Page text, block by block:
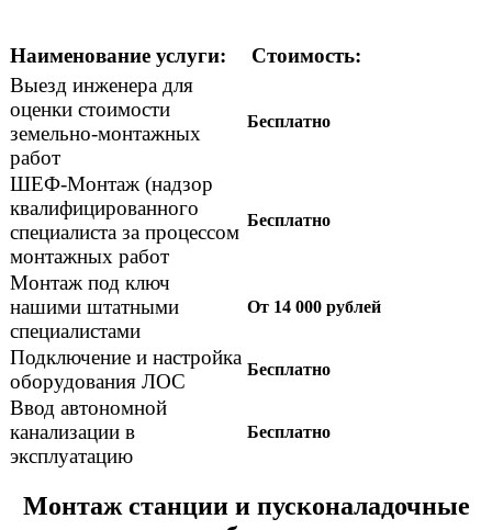
Наименование услуги:
Стоимость:
Выезд инженера для
оценки стоимости
земельно-монтажных
работ
Бесплатно
ШЕФ-Монтаж (надзор
квалифицированного
специалиста за процессом
монтажных работ
Бесплатно
Монтаж под ключ
нашими штатными
специалистами
От 14 000 рублей
Подключение и настройка
оборудования ЛОС
Бесплатно
Ввод автономной
канализации в
эксплуатацию
Бесплатно
Монтаж станции и пусконаладочные